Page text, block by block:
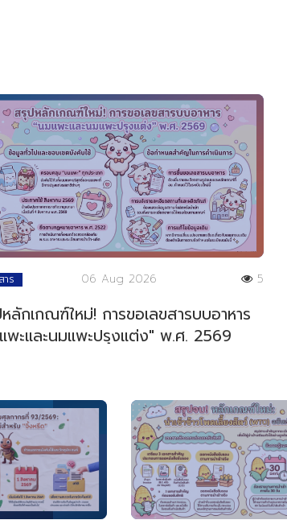
าร 06 Aug 2026 5
ลักเกณฑ์ใหม่! การขอเลขสารบบอาหาร
พะและนมแพะปรุงแต่ง" พ.ศ. 2569